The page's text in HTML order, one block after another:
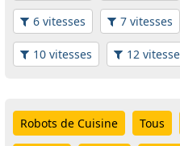
6 vitesses 7 vitesses
10 vitesses 12
Robots de Cuisine Tous